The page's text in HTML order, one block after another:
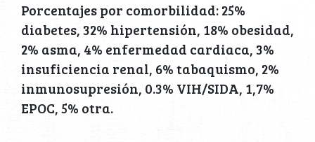
Porcentajes por comorbilidad: 25%
diabetes, 32% hipertensión, 18% obesidad,
2% asma, 4% enfermedad cardiaca, 3%
insuficiencia renal, 6% tabaquismo, 2%
inmunosupresión, 0.3% VIH/SIDA, 1,7%
EPOC, 5% otra.